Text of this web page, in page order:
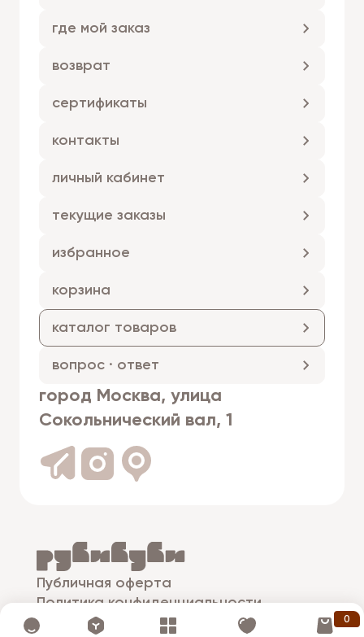
город Москва, улица
Сокольнический вал, 1
где мой заказ
возврат
сертификаты
контакты
личный кабинет
текущие заказы
избранное
корзина
каталог товаров
вопрос · ответ
Публичная оферта
Политика конфиденциальности
© рубибуби
0